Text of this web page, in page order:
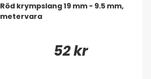
Röd krympslang 19 mm - 9.5 mm,
metervara
52 kr